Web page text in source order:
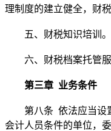
理制度的建立健全，财
五、财税知识培训。
六、财税档案托管服
第三章 业务条件
第八条 依法应当设置
会计人员条件的单位，